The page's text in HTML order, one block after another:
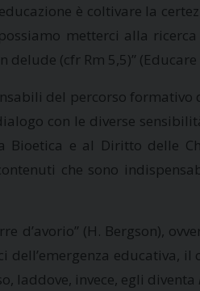
è coltivare la
metterci alla
(cfr Rm 5,5)”
del percorso formativo
con le diverse
e al Diritto delle
che sono
(H. Bergson),
educativa,
laddove, invece, egli diventa